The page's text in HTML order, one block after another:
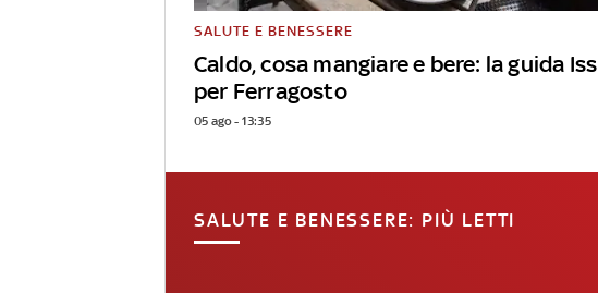
Caldo, cosa mangiare e bere: la guida Iss
per Ferragosto
SALUTE E BENESSERE
05 ago - 13:35
SALUTE E BENESSERE: PIÙ LETTI